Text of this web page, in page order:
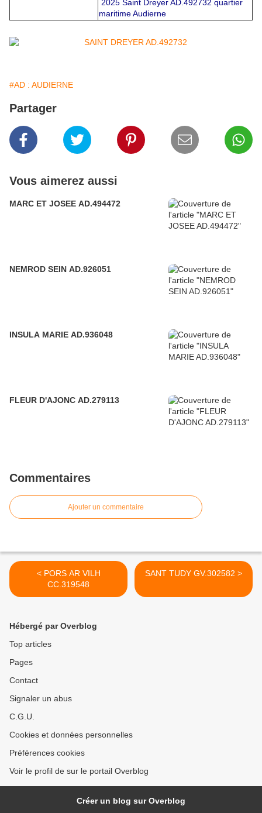
2025 Saint Dreyer AD.492732 quartier
maritime Audierne
#AD : AUDIERNE
Partager
Vous aimerez aussi
MARC ET JOSEE AD.494472
NEMROD SEIN AD.926051
INSULA MARIE AD.936048
FLEUR D'AJONC AD.279113
Commentaires
Ajouter un commentaire
< PORS AR VILH
CC.319548
SANT TUDY GV.302582 >
Hébergé par Overblog
Top articles
Pages
Contact
Signaler un abus
C.G.U.
Cookies et données personnelles
Préférences cookies
Voir le profil de sur le portail Overblog
Créer un blog sur Overblog